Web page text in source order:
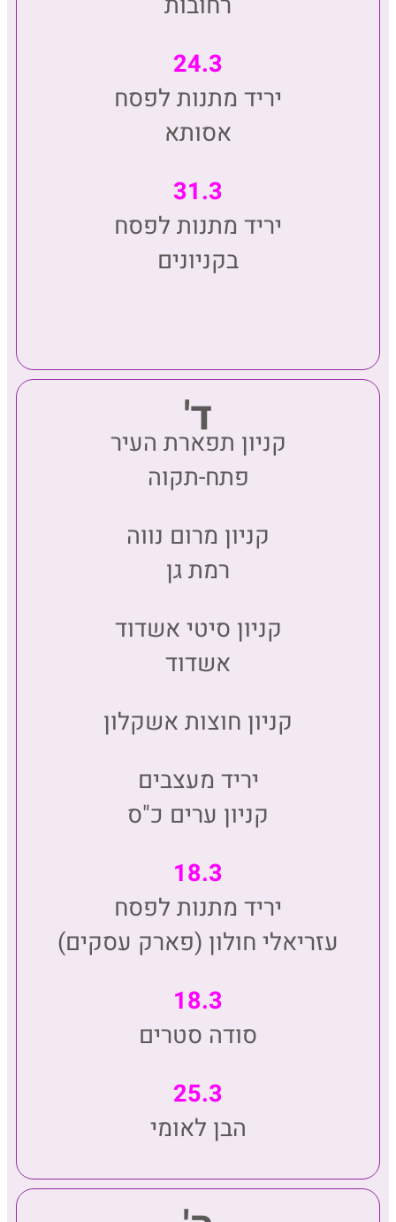
24.3
יריד מתנות לפסח
אסותא
31.3
יריד מתנות לפסח
בקניונים
ד'
קניון תפארת העיר
פתח-תקוה
קניון מרום נווה
רמת גן
קניון סיטי אשדוד
אשדוד
קניון חוצות אשקלון
יריד מעצבים
קניון ערים כ"ס
18.3
יריד מתנות לפסח
עזריאלי חולון (פארק עסקים)
18.3
סודה סטרים
25.3
הבן לאומי